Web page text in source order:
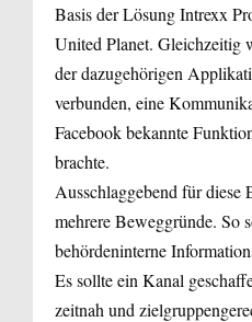
Basis der Lösung Intrexx
United Planet. Gleichzeitig
der dazugehörigen
verbunden, eine
Facebook bekannte
brachte.
Ausschlaggebend für diese
mehrere Beweggründe. So
behördeninterne
Es sollte ein Kanal
zeitnah und